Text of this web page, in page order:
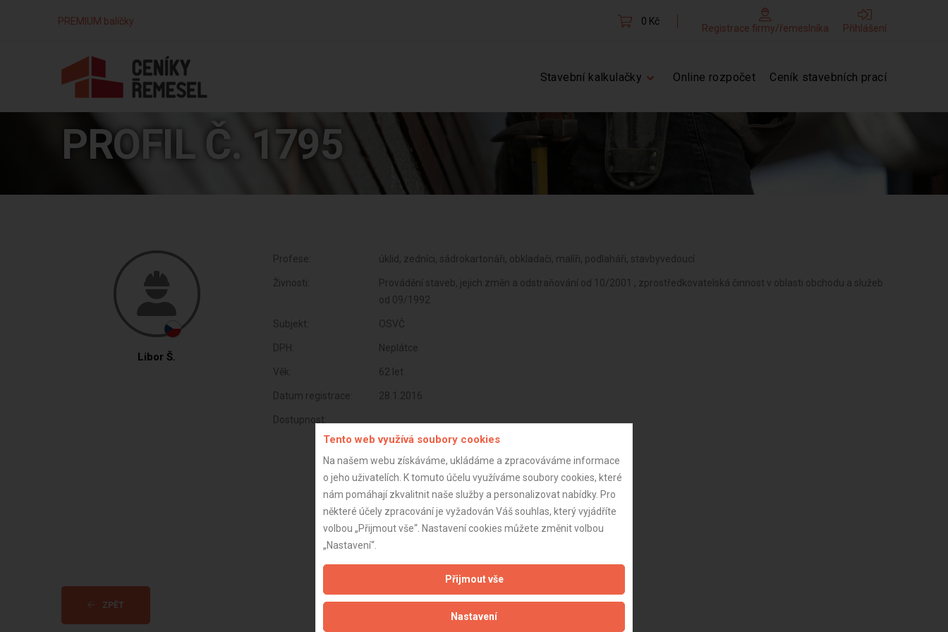
PREMIUM balíčky 0 Kč
Registrace firmy/řemeslníka Přihlášení
Stavební kalkulačky Online rozpočet Ceník stavebních prací
PROFIL Č. 1795
Libor Š.
Profese: úklid, zedníci, sádrokartonáři, obkladači, malíři, podlaháři, stavbyvedoucí
Živnosti:
Provádění staveb, jejich změn a odstraňování od 10/2001 , zprostředkovatelská činnost v oblasti obchodu a služeb
od 09/1992
Subjekt: OSVČ
DPH: Neplátce
Věk: 62 let
Datum registrace: 28.1.2016
Dostupnost:
ZPĚT
Tento web využívá soubory cookies
Na našem webu získáváme, ukládáme a zpracováváme informace
o jeho uživatelích. K tomuto účelu využíváme soubory cookies, které
nám pomáhají zkvalitnit naše služby a personalizovat nabídky. Pro
některé účely zpracování je vyžadován Váš souhlas, který vyjádříte
volbou „Přijmout vše“. Nastavení cookies můžete změnit volbou
„Nastavení“.
Přijmout vše
Nastavení